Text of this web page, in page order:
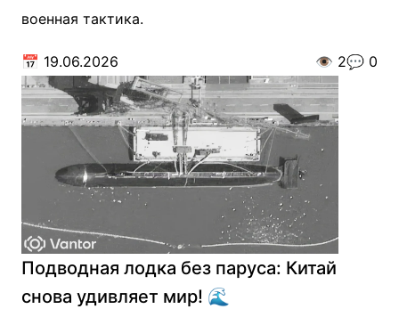
военная тактика.
📅 19.06.2026 👁️ 2💬 0
Подводная лодка без паруса: Китай
снова удивляет мир! 🌊